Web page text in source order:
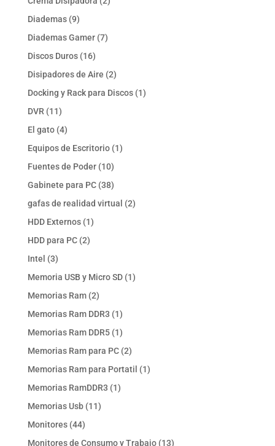
Diademas 99
productos
Diademas Gamer 77
Discos Duros 1616
productos
Disipadores de Aire 22
productos
Docking y Rack para Discos 11
DVR 1111
productos
El gato 44
productos
Equipos de Escritorio 11
Fuentes de Poder 1010
productos
Gabinete para PC 3838
productos
gafas de realidad virtual 22
HDD Externos 11
HDD para PC 22
Intel 33
productos
Memoria USB y Micro SD 11
Memorias Ram 22
productos
Memorias Ram DDR3 11
producto
Memorias Ram DDR5 11
producto
Memorias Ram para PC 22
productos
Memorias Ram para Portatil 11
Memorias RamDDR3 11
Memorias Usb 1111
Monitores 4444
productos
Monitores de Consumo y Trabajo 1313